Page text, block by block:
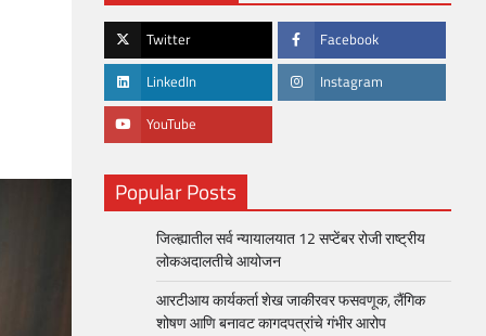
Twitter Facebook
LinkedIn Instagram
YouTube
Popular Posts
जिल्ह्यातील सर्व न्यायालयात 12 सप्टेंबर रोजी राष्ट्रीय
लोकअदालतीचे आयोजन
आरटीआय कार्यकर्ता शेख जाकीरवर फसवणूक, लैंगिक
शोषण आणि बनावट कागदपत्रांचे गंभीर आरोप